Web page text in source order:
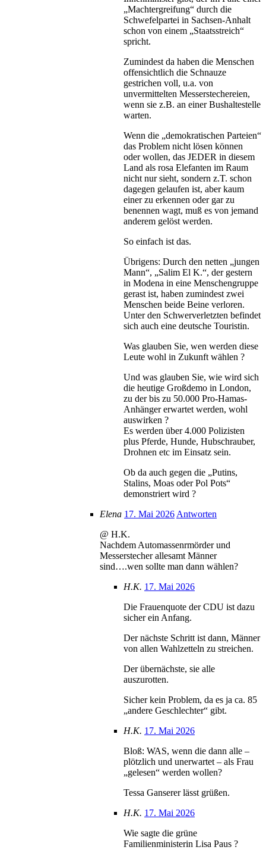
„Machtergreifung“ durch die
Schwefelpartei in Sachsen-Anhalt
schon von einem „Staatsstreich“
spricht.
Zumindest da haben die Menschen
offensichtlich die Schnauze
gestrichen voll, u.a. von
unvermittelten Messerstechereien,
wenn sie z.B. an einer Bushaltestelle
warten.
Wenn die „demokratischen Parteien“
das Problem nicht lösen können
oder wollen, das JEDER in diesem
Land als rosa Elefanten im Raum
nicht nur sieht, sondern z.T. schon
dagegen gelaufen ist, aber kaum
einer zu erkennen oder gar zu
benennen wagt, muß es von jemand
anderem gelöst werden.
So einfach ist das.
Übrigens: Durch den netten „jungen
Mann“, „Salim El K.“, der gestern
in Modena in eine Menschengruppe
gerast ist, haben zumindest zwei
Menschen beide Beine verloren.
Unter den Schwerverletzten befindet
sich auch eine deutsche Touristin.
Was glauben Sie, wen werden diese
Leute wohl in Zukunft wählen ?
Und was glauben Sie, wie wird sich
die heutige Großdemo in London,
zu der bis zu 50.000 Pro-Hamas-
Anhänger erwartet werden, wohl
auswirken ?
Es werden über 4.000 Polizisten
plus Pferde, Hunde, Hubschrauber,
Drohnen etc im Einsatz sein.
Ob da auch gegen die „Putins,
Stalins, Moas oder Pol Pots“
demonstriert wird ?
Elena 17. Mai 2026Antworten
@ H.K.
Nachdem Automassenrmörder und
Messerstecher allesamt Männer
sind….wen sollte man dann wählen?
H.K. 17. Mai 2026
Die Frauenquote der CDU ist dazu
sicher ein Anfang.
Der nächste Schritt ist dann, Männer
von allen Wahlzetteln zu streichen.
Der übernächste, sie alle
auszurotten.
Sicher kein Problem, da es ja ca. 85
„andere Geschlechter“ gibt.
H.K. 17. Mai 2026
Bloß: WAS, wenn die dann alle –
plötzlich und unerwartet – als Frau
„gelesen“ werden wollen?
Tessa Ganserer lässt grüßen.
H.K. 17. Mai 2026
Wie sagte die grüne
Familienministerin Lisa Paus ?